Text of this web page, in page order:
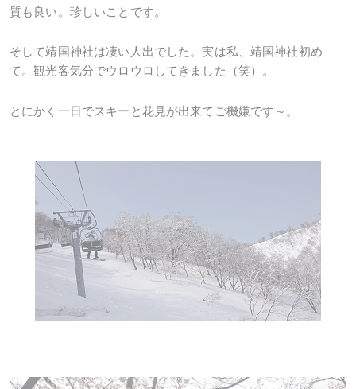
質も良い。珍しいことです。
そして靖国神社は凄い人出でした。実は私、靖国神社初め
て。観光客気分でウロウロしてきました（笑）。
とにかく一日でスキーと花見が出来てご機嫌です～。